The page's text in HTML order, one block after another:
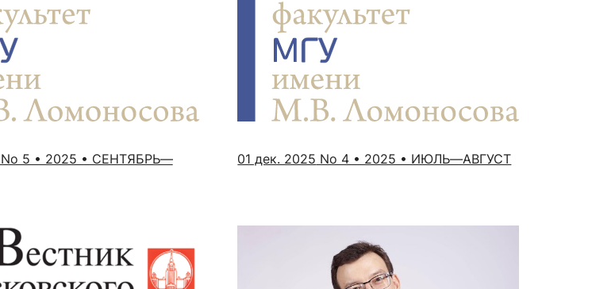
No 5 • 2025 • СЕНТЯБРЬ—
01 дек. 2025 No 4 • 2025 • ИЮЛЬ—АВГУСТ